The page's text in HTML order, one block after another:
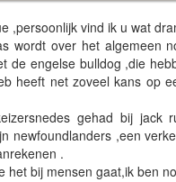
,persoonlijk vind ik u wat
wordt over het algemeen
de engelse bulldog ,die
heeft net zoveel kans op
gehad bij jack
newfoundlanders ,een
.
het bij mensen gaat,ik ben